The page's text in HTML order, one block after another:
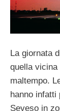
La giornata
quella vicina
maltempo.
hanno infatti
Seveso in